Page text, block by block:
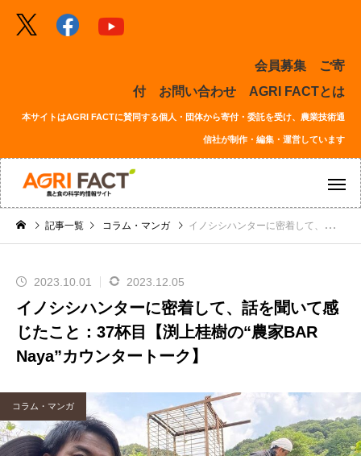
会員募集
ご寄
付
お問い合わせ AGRI FACTとは
本サイトはAGRI FACTに賛同する個人・団体から寄付・委託を受け、農業技術通
信社が制作・編集・運営しています
記事一覧 コラム・マンガ イノシシハンターに密着して、話を聞いて感じたこと：37杯目【渕上桂樹の“農家BAR Naya”カウンタートーク】
2023.10.01 2023.12.05
イノシシハンターに密着して、話を聞いて感
じたこと：37杯目【渕上桂樹の“農家BAR
Naya”カウンタートーク】
コラム・マンガ